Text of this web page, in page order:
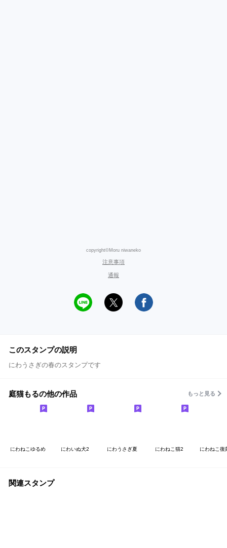
copyright©Moru niwaneko
注意事項
通報
このスタンプの説明
にわうさぎの春のスタンプです
庭猫もるの他の作品 もっと見る
にわねこゆるめ にわいぬ犬2 にわうさぎ夏 にわねこ猫2 にわねこ復
関連スタンプ